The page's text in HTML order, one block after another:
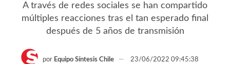
A través de redes sociales se han compartido
múltiples reacciones tras el tan esperado final
después de 5 años de transmisión
por Equipo Síntesis Chile 23/06/2022 09:45:38